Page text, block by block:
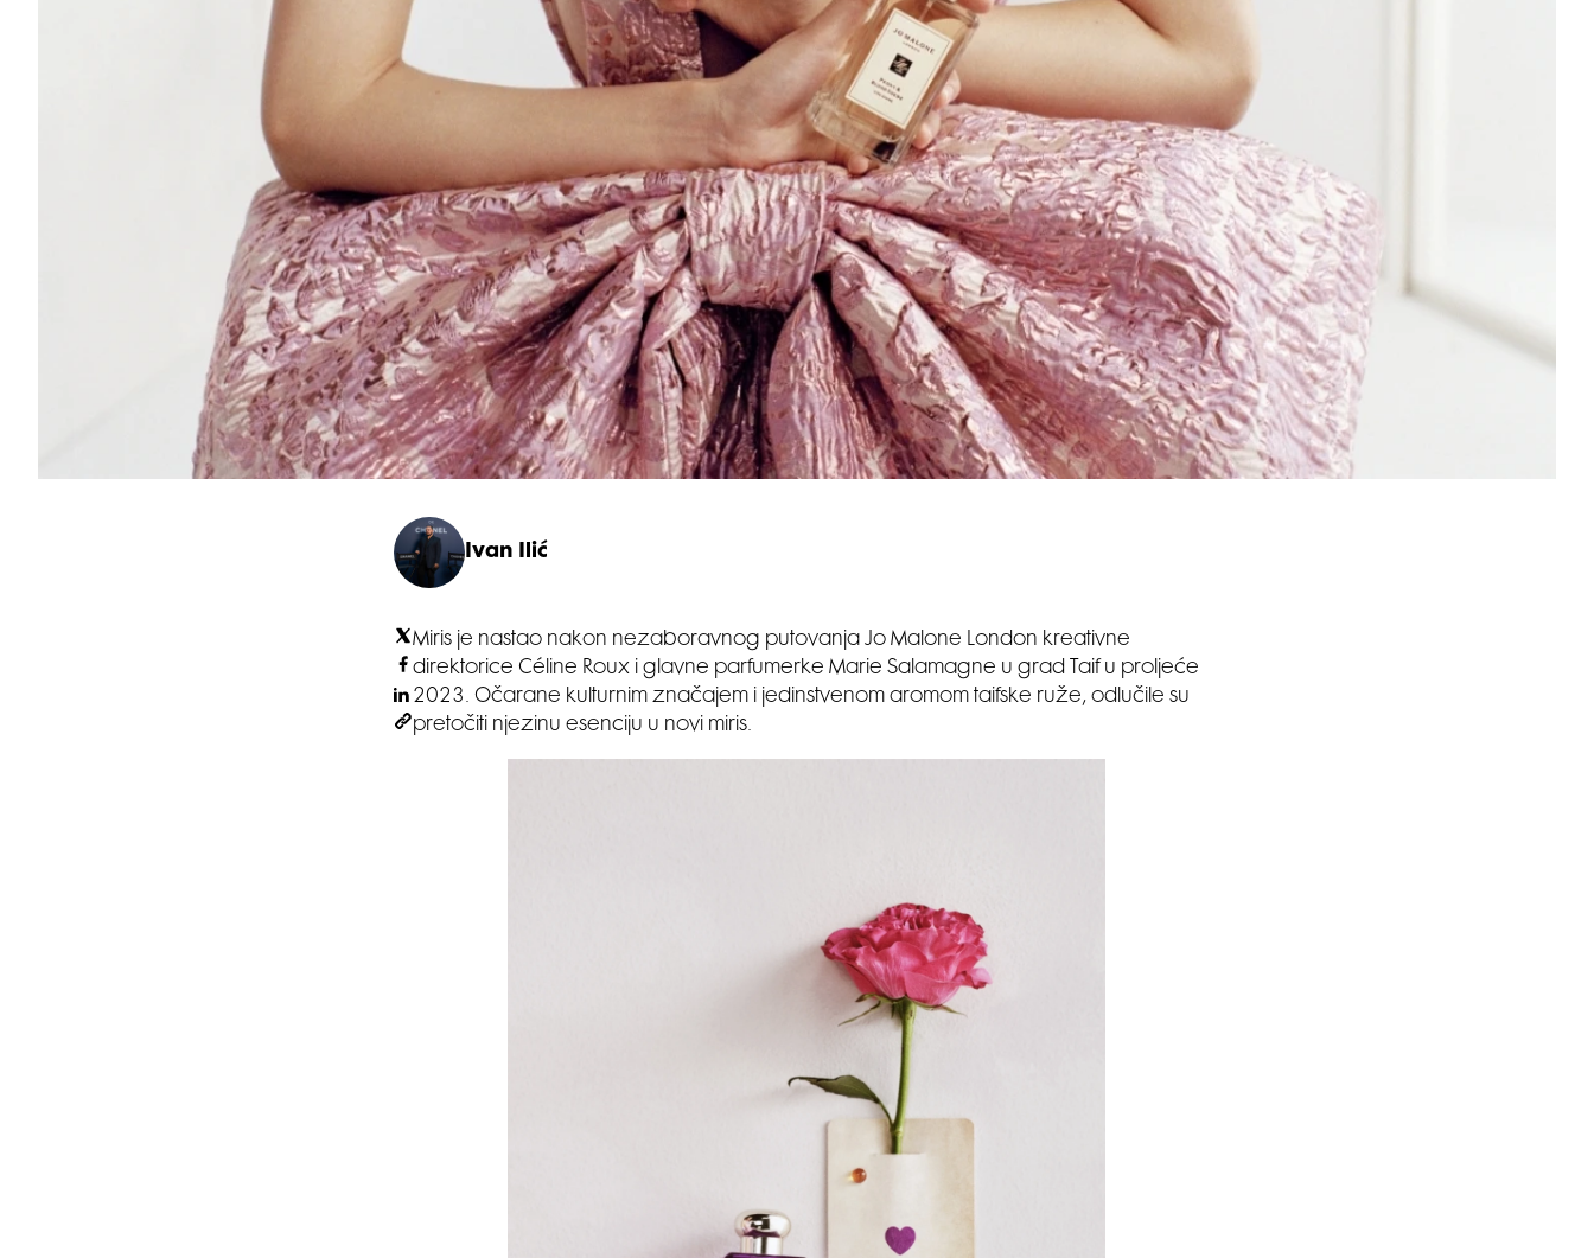
Ivan Ilić
Miris je nastao nakon nezaboravnog putovanja Jo Malone London kreativne
direktorice Céline Roux i glavne parfumerke Marie Salamagne u grad Taif u proljeće
2023. Očarane kulturnim značajem i jedinstvenom aromom taifske ruže, odlučile su
pretočiti njezinu esenciju u novi miris.